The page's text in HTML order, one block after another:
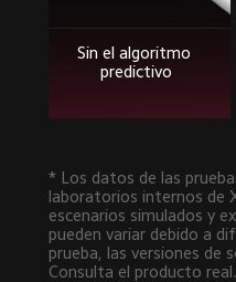
Sin el algoritmo
predictivo
* Los datos de las
laboratorios internos de
escenarios simulados y
pueden variar debido a
prueba, las versiones
Consulta el producto real.